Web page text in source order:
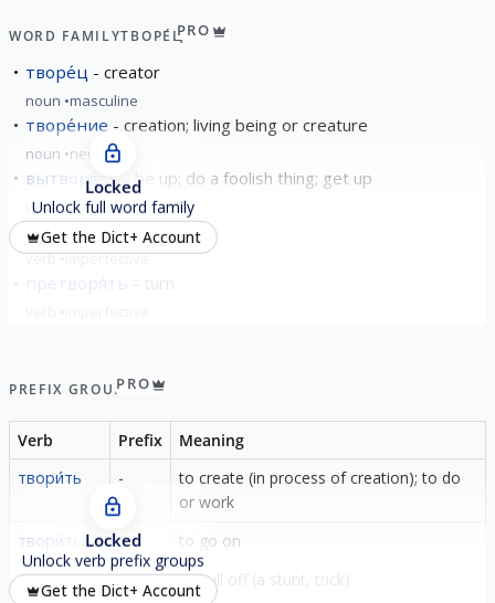
WORD FAMILYТВОРЕ́ЦPRO
творе́ц creator
noun masculine
творе́ние creation; living being or creature
noun neuter
вытворя́ть be up; do a foolish thing; get up
verb imperfective
затворя́ть close
verb imperfective
претворя́ть
Locked
Unlock full word family
Get the Dict+ Account
PREFIX GROUPPRO
Verb Prefix
Meaning
твори́ть
-
to create (in process of creation); to do
or work
твори́ться
-
to go on
вы́творить
вы-
to pull off (a stunt, trick)
Locked
Unlock verb prefix groups
Get the Dict+ Account